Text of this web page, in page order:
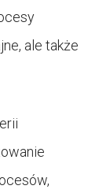
ale także